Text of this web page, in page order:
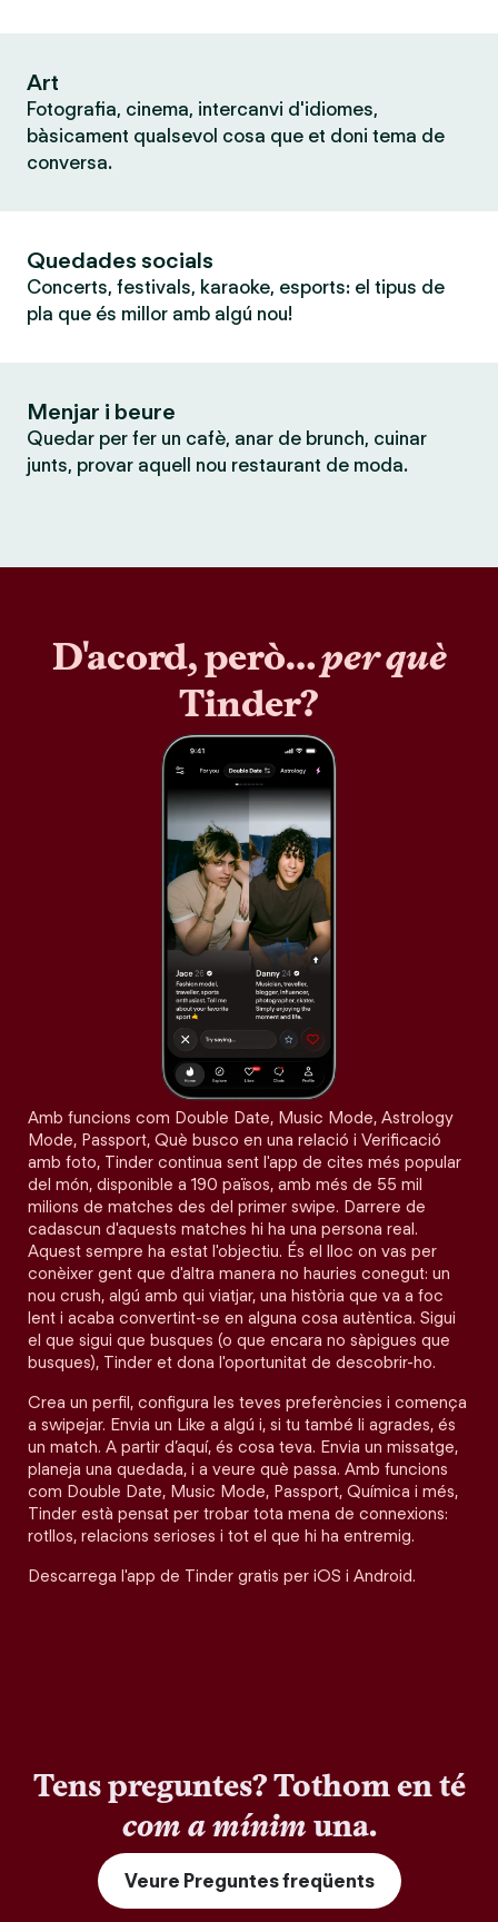
Art
Fotografia, cinema, intercanvi d'idiomes,
bàsicament qualsevol cosa que et doni tema de
conversa.
Quedades socials
Concerts, festivals, karaoke, esports: el tipus de
pla que és millor amb algú nou!
Menjar i beure
Quedar per fer un cafè, anar de brunch, cuinar
junts, provar aquell nou restaurant de moda.
D'acord, però…per què
Tinder?
Amb funcions com Double Date, Music Mode, Astrology
Mode, Passport, Què busco en una relació i Verificació
amb foto, Tinder continua sent l'app de cites més popular
del món, disponible a 190 països, amb més de 55 mil
milions de matches des del primer swipe. Darrere de
cadascun d'aquests matches hi ha una persona real.
Aquest sempre ha estat l'objectiu. És el lloc on vas per
conèixer gent que d'altra manera no hauries conegut: un
nou crush, algú amb qui viatjar, una història que va a foc
lent i acaba convertint-se en alguna cosa autèntica. Sigui
el que sigui que busques (o que encara no sàpigues que
busques), Tinder et dona l'oportunitat de descobrir-ho.
Crea un perfil, configura les teves preferències i comença
a swipejar. Envia un Like a algú i, si tu també li agrades, és
un match. A partir d’aquí, és cosa teva. Envia un missatge,
planeja una quedada, i a veure què passa. Amb funcions
com Double Date, Music Mode, Passport, Química i més,
Tinder està pensat per trobar tota mena de connexions:
rotllos, relacions serioses i tot el que hi ha entremig.
Descarrega l'app de Tinder gratis per iOS i Android.
Tens preguntes? Tothom en té
com a mínimuna.
Veure Preguntes freqüents